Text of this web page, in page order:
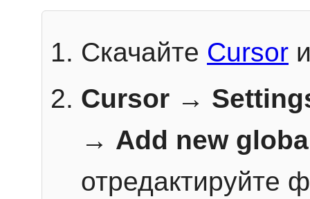
Скачайте Cursor
Cursor →
→ Add new
отредактируйте